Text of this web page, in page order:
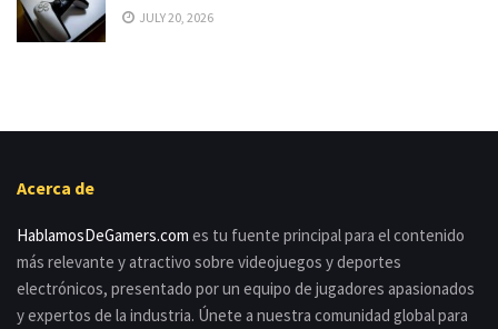
JULY 20, 2026
Acerca de
HablamosDeGamers.com es tu fuente principal para el contenido
más relevante y atractivo sobre videojuegos y deportes
electrónicos, presentado por un equipo de jugadores apasionados
y expertos de la industria. Únete a nuestra comunidad global para